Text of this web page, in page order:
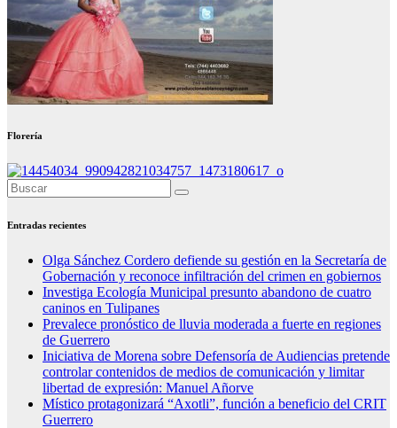
Florería
Entradas recientes
Olga Sánchez Cordero defiende su gestión en la Secretaría de
Gobernación y reconoce infiltración del crimen en gobiernos
Investiga Ecología Municipal presunto abandono de cuatro
caninos en Tulipanes
Prevalece pronóstico de lluvia moderada a fuerte en regiones
de Guerrero
Iniciativa de Morena sobre Defensoría de Audiencias pretende
controlar contenidos de medios de comunicación y limitar
libertad de expresión: Manuel Añorve
Místico protagonizará “Axotli”, función a beneficio del CRIT
Guerrero